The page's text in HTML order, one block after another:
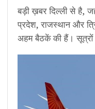
बड़ी ख़बर दिल्ली से है,
प्रदेश, राजस्थान और
अहम बैठकें की हैं। सूत्रों